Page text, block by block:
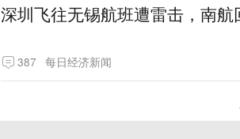
深圳飞往无锡航班遭雷击，南
387 每日经济新闻